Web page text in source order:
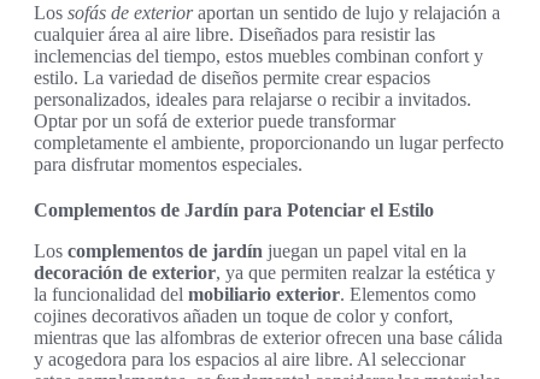
Los sofás de exterioraportan un sentido de lujo y relajación a
cualquier área al aire libre. Diseñados para resistir las
inclemencias del tiempo, estos muebles combinan confort y
estilo. La variedad de diseños permite crear espacios
personalizados, ideales para relajarse o recibir a invitados.
Optar por un sofá de exterior puede transformar
completamente el ambiente, proporcionando un lugar perfecto
para disfrutar momentos especiales.
Complementos de Jardín para Potenciar el Estilo
Los complementos de jardín juegan un papel vital en la
decoración de exterior, ya que permiten realzar la estética y
la funcionalidad del mobiliario exterior. Elementos como
cojines decorativos añaden un toque de color y confort,
mientras que las alfombras de exterior ofrecen una base cálida
y acogedora para los espacios al aire libre. Al seleccionar